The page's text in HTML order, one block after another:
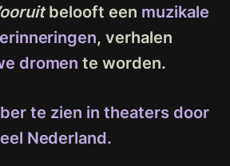
belooft een muzikale
, verhalen
dromen te worden.
te zien in theaters door
Nederland.